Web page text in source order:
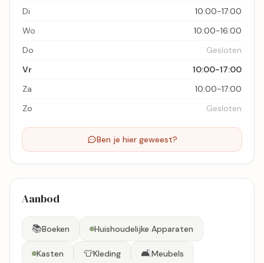
Di
10:00-17:00
Wo
10:00-16:00
Do
Gesloten
Vr
10:00-17:00
Za
10:00-17:00
Zo
Gesloten
Ben je hier geweest?
Aanbod
📚Boeken Huishoudelijke Apparaten
Kasten 👕Kleding 🛋️Meubels